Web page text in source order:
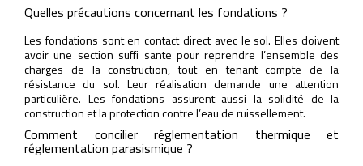
Quelles précautions concernant les fondations ?
Les fondations sont en contact direct avec le sol. Elles doivent
avoir une section suffi sante pour reprendre l’ensemble des
charges de la construction, tout en tenant compte de la
résistance du sol. Leur réalisation demande une attention
particulière. Les fondations assurent aussi la solidité de la
construction et la protection contre l’eau de ruissellement.
Comment concilier réglementation thermique et
réglementation parasismique ?